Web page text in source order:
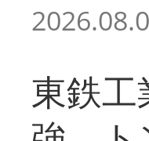
東鉄